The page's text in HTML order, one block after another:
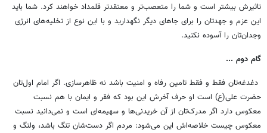
تاثیرش بیشتر است و شما را متعصب‌تر و معتقدتر قلمداد خواهند کرد. شما باید
این عزم‌ و جهدتان را برای جاهای دیگر نگهدارید و با این نوع از تخلیه‌های انرژی
وجدان‌تان را آسوده نکنید.
گام دوم ...
دغدغه‌تان ‌فقط و فقط تامین رفاه و امنیت باشد نه ظاهرسازی. اگر امام اول‌تان
حضرت علی(ع) است او حرف آخرش این بود که فقر و ایمان با هم نسبت
معکوس دارد اگر مدرک‌تان از آن خریدنی‌ها و سهیمه‌ای‌ است و نمی‌دانید نسبت
معکوس چیست خلاصه‌اش این می‌شود: مردم اگر دست‌شان تنگ باشد، ولنگ و